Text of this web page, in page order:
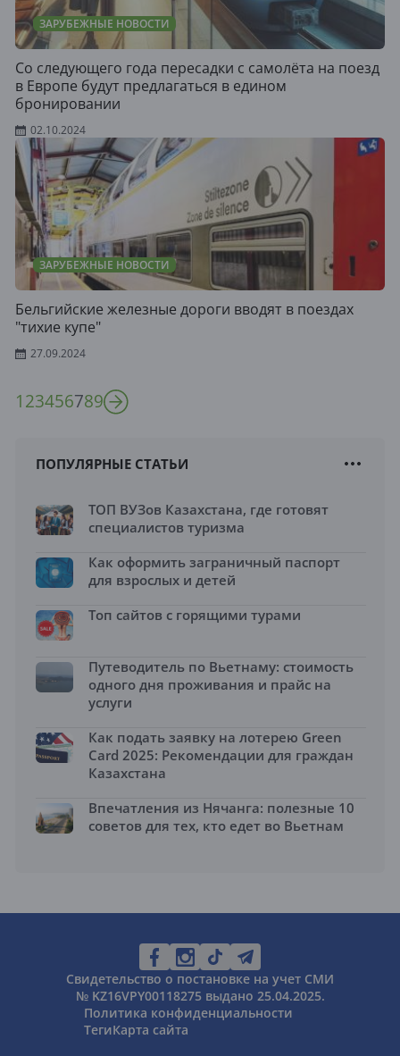
ЗАРУБЕЖНЫЕ НОВОСТИ
Со следующего года пересадки с самолёта на поезд
в Европе будут предлагаться в едином
бронировании
02.10.2024
ЗАРУБЕЖНЫЕ НОВОСТИ
Бельгийские железные дороги вводят в поездах
"тихие купе"
27.09.2024
123456789
ПОПУЛЯРНЫЕ СТАТЬИ
ТОП ВУЗов Казахстана, где готовят
специалистов туризма
Как оформить заграничный паспорт
для взрослых и детей
Топ сайтов с горящими турами
Путеводитель по Вьетнаму: стоимость
одного дня проживания и прайс на
услуги
Как подать заявку на лотерею Green
Card 2025: Рекомендации для граждан
Казахстана
Впечатления из Нячанга: полезные 10
советов для тех, кто едет во Вьетнам
Свидетельство о постановке на учет СМИ
№ KZ16VPY00118275 выдано 25.04.2025.
Политика конфиденциальности
ТегиКарта сайта